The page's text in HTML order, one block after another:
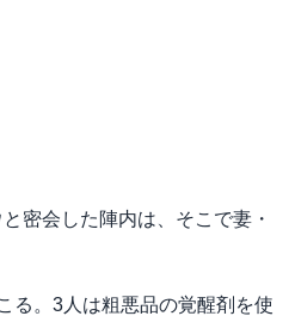
密会した陣内は、そこで妻・
る。3人は粗悪品の覚醒剤を使